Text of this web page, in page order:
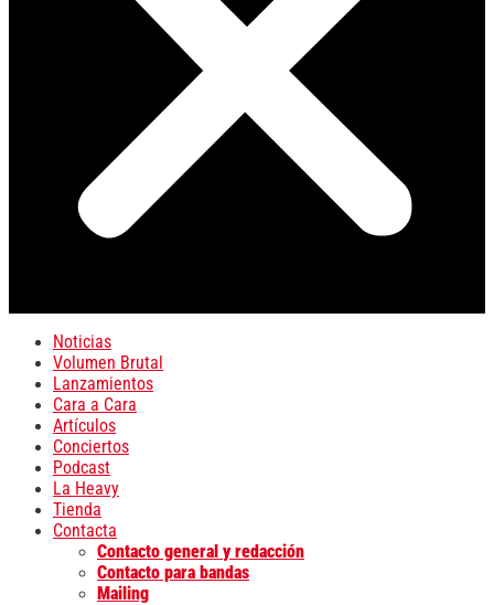
Noticias
Volumen Brutal
Lanzamientos
Cara a Cara
Artículos
Conciertos
Podcast
La Heavy
Tienda
Contacta
Contacto general y redacción
Contacto para bandas
Mailing